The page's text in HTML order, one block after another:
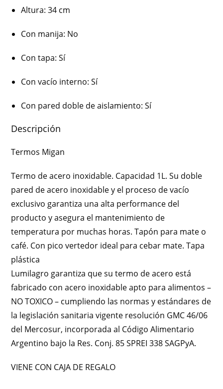
Altura: 34 cm
Con manija: No
Con tapa: Sí
Con vacío interno: Sí
Con pared doble de aislamiento: Sí
Descripción
Termos Migan
Termo de acero inoxidable. Capacidad 1L. Su doble
pared de acero inoxidable y el proceso de vacío
exclusivo garantiza una alta performance del
producto y asegura el mantenimiento de
temperatura por muchas horas. Tapón para mate o
café. Con pico vertedor ideal para cebar mate. Tapa
plástica
Lumilagro garantiza que su termo de acero está
fabricado con acero inoxidable apto para alimentos –
NO TOXICO – cumpliendo las normas y estándares de
la legislación sanitaria vigente resolución GMC 46/06
del Mercosur, incorporada al Código Alimentario
Argentino bajo la Res. Conj. 85 SPREI 338 SAGPyA.
VIENE CON CAJA DE REGALO